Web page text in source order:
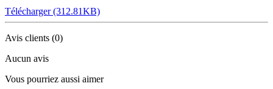
Télécharger (312.81KB)
Avis clients (0)
Aucun avis
Vous pourriez aussi aimer